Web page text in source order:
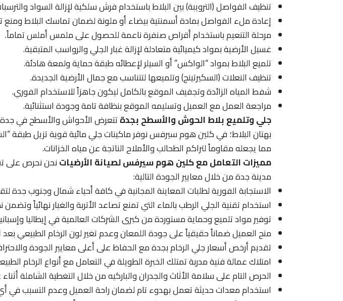
تنظيف الفواصل (الترويبة) بين البلاط باستخدام فرش سلكية لإزالة السواد
إعادة ملء الفواصل بمادة أسمنتية بيضاء أو ملونة لضمان تماسك البلاط ومنع
مرحلة التنعيم باستخدام أقراص صنفرة ناعمة للحصول على ملمس أملس تماماً.
غسيل الأرضية بمواد كيميائية متعادلة لإزالة غبار الجلي والرواسب المتبقية.
تلميع البلاط بمواد “الواكس” أو السيلر لإعطائه طبقة حماية ولمعة هادئة.
تنظيف النعلات (السكيرتينج) وتلميعها لتتناسب مع جمال الأرضية الجديدة.
شفط المياه الزائدة وتجفيف الموقع بالكامل ليكون جاهزاً للاستخدام الفوري.
مراجعة العمل مع العميل وتسليمه الموقع بنظافة تامة وجودة استثنائية.
جلي وتلميع بلاط الحوش والأسطح بجدةتتعرض الأحواش والأسطح في
بهتان البلاط؛ في كلين هوم سيرفس نوفر ماكينات جلي مائية قوية تزيل طبقة
مما يجعله مقاوماً لتراكم الطحالب والأملاح الناتجة عن مياه الخزانات.
مميزات التعامل مع كلين هوم سيرفس لصيانة الأرضياتنحن نحرص على
مدينة جدة من خلال معايير الجودة التالية:
الاستجابة الفورية لطلبات المعاينة المجانية في كافة أحياء شمال وجنوب جدة
استخدام تقنية الجلي الرطب بالماء التي تمنع تصاعد الأتربة والغبار نهائياً
توفير مواد تلميع وحماية مستوردة من كبرى الشركات العالمية في إيطاليا
منح العميل ضماناً حقيقياً على جودة اللمعان وعدم تغير لون الرخام الطبيعي بعد
تقديم أرخص أسعار جلي الرخام بجدة مع الحفاظ على أعلى معايير الجودة
امتلاك عمالة فنية مدربة تمتلك الخبرة الطويلة في التعامل مع أنواع الرخام
الحرص التام على سلامة الأثاث والجدران والباركيه من خلال التغطية الشاملة
استخدام معدات حديثة تعمل بهدوء تام لضمان راحة العميل وعدم التسبب في أي